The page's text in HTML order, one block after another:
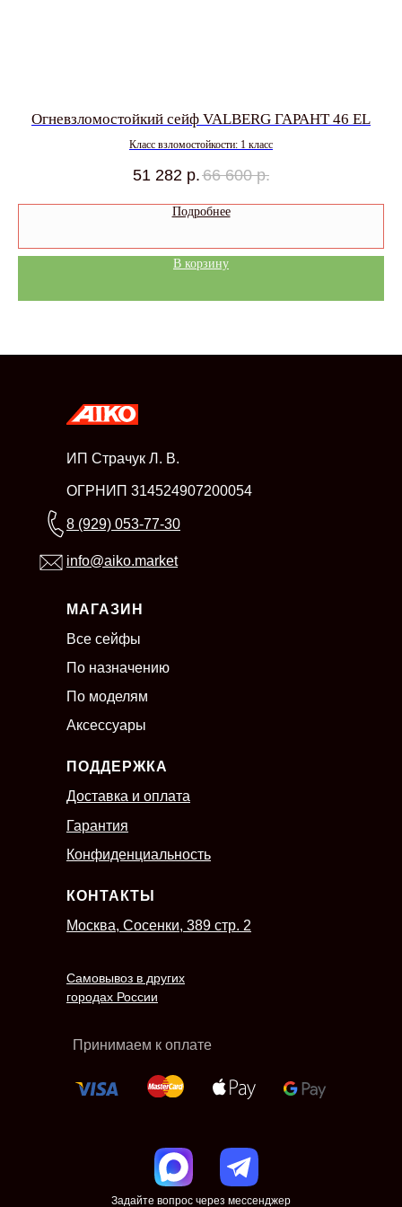
Огневзломостойкий сейф VALBERG ГАРАНТ 46 EL
Класс взломостойкости: 1 класс
51 282 р.66 600 р.
Подробнее
В корзину
МАГАЗИН
Все сейфы
По назначению
По моделям
Аксессуары
ПОДДЕРЖКА
Гарантия
Конфиденциальность
КОНТАКТЫ
ИП Страчук Л. В.
ОГРНИП 314524907200054
Самовывоз в других
городах России
8 (929) 053-77-30
info@aiko.market
Принимаем к оплате
Москва, Сосенки, 389 стр. 2
Доставка и оплата
Задайте вопрос через мессенджер